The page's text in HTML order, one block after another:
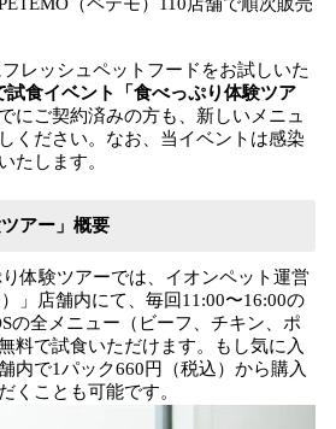
レッシュペットフードをお試しいた
試食イベント「食べっぷり体験ツア
にご契約済みの方も、新しいメニュ
ください。なお、当イベントは感染
たします。
ツアー」概要
体験ツアーでは、イオンペット運営
」店舗内にて、毎回11:00〜16:00の
の全メニュー（ビーフ、チキン、ポ
料で試食いただけます。もし気に入
内で1パック660円（税込）から購入
くことも可能です。